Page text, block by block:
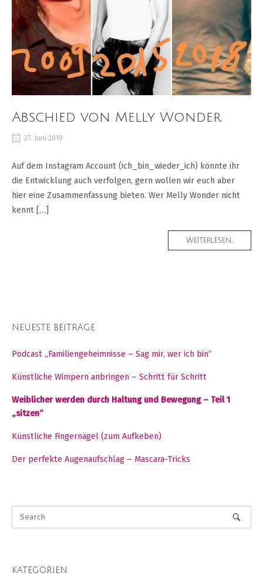
Abschied von Melly Wonder
27. Juni 2019
Auf dem Instagram Account (ich_bin_wieder_ich) könnte ihr
die Entwicklung auch verfolgen, gern wollen wir euch aber
hier eine Zusammenfassung bieten. Wer Melly Wonder nicht
kennt […]
WEITERLESEN...
NEUESTE BEITRÄGE
Podcast „Familiengeheimnisse – Sag mir, wer ich bin“
Künstliche Wimpern anbringen – Schritt für Schritt
Weiblicher werden durch Haltung und Bewegung – Teil 1
„sitzen“
Künstliche Fingernägel (zum Aufkeben)
Der perfekte Augenaufschlag – Mascara-Tricks
KATEGORIEN